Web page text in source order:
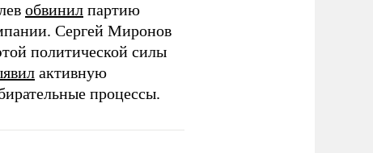
обвинил партию
Сергей Миронов
политической силы
активную
процессы.